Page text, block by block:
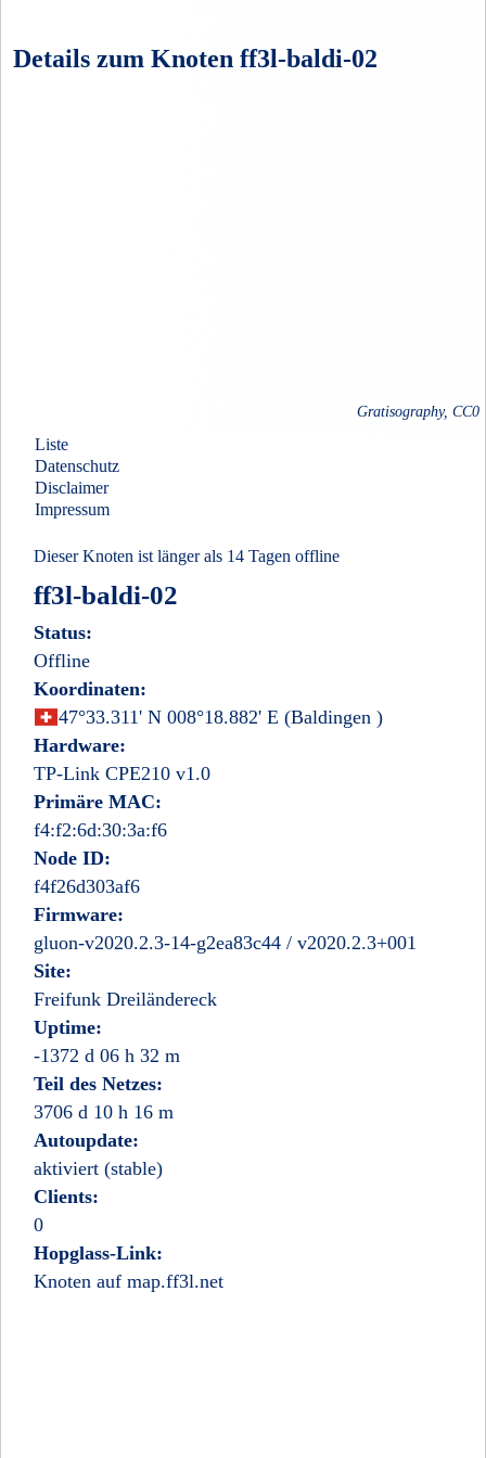
Details zum Knoten ff3l-baldi-02
Gratisography, CC0
Liste
Datenschutz
Disclaimer
Impressum
Dieser Knoten ist länger als 14 Tagen offline
ff3l-baldi-02
Status:
Offline
Koordinaten:
47°33.311' N 008°18.882' E (Baldingen
Schweiz
)
Hardware:
TP-Link CPE210 v1.0
Primäre MAC:
f4:f2:6d:30:3a:f6
Node ID:
f4f26d303af6
Firmware:
gluon-v2020.2.3-14-g2ea83c44 / v2020.2.3+001
Site:
Freifunk Dreiländereck
Uptime:
-1372 d 06 h 32 m
Teil des Netzes:
3706 d 10 h 16 m
Autoupdate:
aktiviert (stable)
Clients:
0
Hopglass-Link:
Knoten auf map.ff3l.net